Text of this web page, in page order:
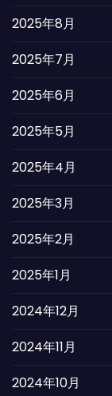
2025年8月
2025年7月
2025年6月
2025年5月
2025年4月
2025年3月
2025年2月
2025年1月
2024年12月
2024年11月
2024年10月